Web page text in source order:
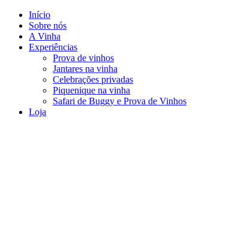
Pular
para
conteúdo
Início
Sobre nós
A Vinha
Experiências
Prova de vinhos
Jantares na vinha
Celebrações privadas
Piquenique na vinha
Safari de Buggy e Prova de Vinhos
Loja